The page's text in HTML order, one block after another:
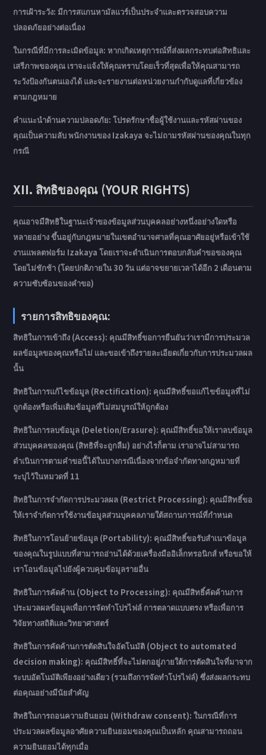
การเฝ้าระวัง: มีการสแกนหามัลแวร์เป็นประจำและตรวจสอบความ
ปลอดภัยอย่างต่อเนื่อง
ในกรณีที่มีการละเมิดข้อมูล: หากเกิดเหตุการณ์ที่ส่งผลกระทบต่อสิทธิและ
เสรีภาพของคุณ เราจะแจ้งให้คุณทราบโดยเร็วที่สุดเพื่อให้คุณสามารถ
ระวังป้องกันตนเองได้ และจะรายงานต่อหน่วยงานกำกับดูแลที่เกี่ยวข้อง
ตามกฎหมาย
คำแนะนำด้านความปลอดภัย: โปรดรักษาชื่อผู้ใช้งานและรหัสผ่านของ
คุณเป็นความลับ พนักงานของ Izakaya จะไม่ถามรหัสผ่านของคุณในทุก
กรณี
XII. สิทธิของคุณ (YOUR RIGHTS)
คุณอาจมีสิทธิในฐานะเจ้าของข้อมูลส่วนบุคคลอย่างหนึ่งอย่างใดหรือ
หลายอย่าง ขึ้นอยู่กับกฎหมายในเขตอำนาจศาลที่คุณอาศัยอยู่หรือเข้าใช้
งานแพลตฟอร์ม Izakaya โดยเราจะดำเนินการตอบกลับคำขอของคุณ
โดยไม่ชักช้า (โดยปกติภายใน 30 วัน แต่อาจขยายเวลาได้อีก 2 เดือนตาม
ความซับซ้อนของคำขอ)
รายการสิทธิของคุณ:
สิทธิในการเข้าถึง (Access): คุณมีสิทธิ์ขอการยืนยันว่าเรามีการประมวล
ผลข้อมูลของคุณหรือไม่ และขอเข้าถึงรายละเอียดเกี่ยวกับการประมวลผล
นั้น
สิทธิในการแก้ไขข้อมูล (Rectification): คุณมีสิทธิ์ขอแก้ไขข้อมูลที่ไม่
ถูกต้องหรือเพิ่มเติมข้อมูลที่ไม่สมบูรณ์ให้ถูกต้อง
สิทธิในการลบข้อมูล (Deletion/Erasure): คุณมีสิทธิ์ขอให้เราลบข้อมูล
ส่วนบุคคลของคุณ (สิทธิที่จะถูกลืม) อย่างไรก็ตาม เราอาจไม่สามารถ
ดำเนินการตามคำขอนี้ได้ในบางกรณีเนื่องจากข้อจำกัดทางกฎหมายที่
ระบุไว้ในหมวดที่ 11
สิทธิในการจำกัดการประมวลผล (Restrict Processing): คุณมีสิทธิ์ขอ
ให้เราจำกัดการใช้งานข้อมูลส่วนบุคคลภายใต้สถานการณ์ที่กำหนด
สิทธิในการโอนย้ายข้อมูล (Portability): คุณมีสิทธิ์ขอรับสำเนาข้อมูล
ของคุณในรูปแบบที่สามารถอ่านได้ด้วยเครื่องมืออิเล็กทรอนิกส์ หรือขอให้
เราโอนข้อมูลไปยังผู้ควบคุมข้อมูลรายอื่น
สิทธิในการคัดค้าน (Object to Processing): คุณมีสิทธิ์คัดค้านการ
ประมวลผลข้อมูลเพื่อการจัดทำโปรไฟล์ การตลาดแบบตรง หรือเพื่อการ
วิจัยทางสถิติและวิทยาศาสตร์
สิทธิในการคัดค้านการตัดสินใจอัตโนมัติ (Object to automated
decision making): คุณมีสิทธิ์ที่จะไม่ตกอยู่ภายใต้การตัดสินใจที่มาจาก
ระบบอัตโนมัติเพียงอย่างเดียว (รวมถึงการจัดทำโปรไฟล์) ซึ่งส่งผลกระทบ
ต่อคุณอย่างมีนัยสำคัญ
สิทธิในการถอนความยินยอม (Withdraw consent): ในกรณีที่การ
ประมวลผลข้อมูลอาศัยความยินยอมของคุณเป็นหลัก คุณสามารถถอน
ความยินยอมได้ทุกเมื่อ